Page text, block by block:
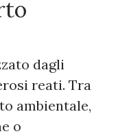
dagli
reati. Tra
ambientale,
o